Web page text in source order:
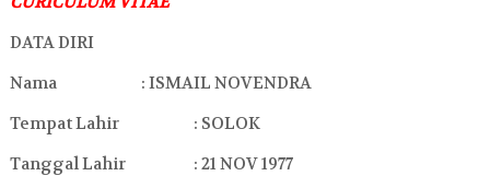
DATA DIRI
Nama
: ISMAIL NOVENDRA
Tempat Lahir
: SOLOK
Tanggal Lahir
: 21 NOV 1977